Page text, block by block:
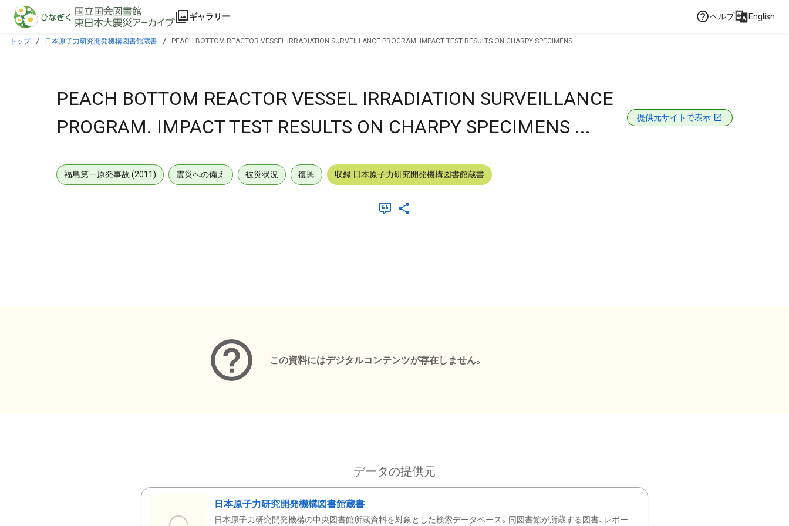
本文に飛ぶ
ギャラリー ヘルプ English
トップ 日本原子力研究開発機構図書館蔵書 PEACH BOTTOM REACTOR VESSEL IRRADIATION SURVEILLANCE PROGRAM. IMPACT TEST RESULTS ON CHARPY SPECIMENS ...
PEACH BOTTOM REACTOR VESSEL IRRADIATION SURVEILLANCE
PROGRAM. IMPACT TEST RESULTS ON CHARPY SPECIMENS ...
提供元サイトで表示
福島第一原発事故 (2011) 震災への備え 被災状況 復興 収録:日本原子力研究開発機構図書館蔵書
この資料にはデジタルコンテンツが存在しません。
データの提供元
日本原子力研究開発機構図書館蔵書
日本原子力研究開発機構の中央図書館所蔵資料を対象とした検索データベース。同図書館が所蔵する図書、レポー